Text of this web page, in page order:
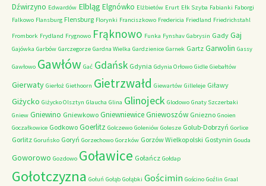
Dźwirzyno Edwardów Elbląg Elgnówko Elżbietów Erurt Ełk Szyba Fabianki Faborgi
Falkowo Flansburg Flensburg Florynki Franciszkowo Fredericia Friedland Friedrichstahl
Frombork Frydland Frygnowo Frąknowo Funka Fynshav Gabrysin Gady Gaj
Gajówka Garbów Garczegorze Gardna Wielka Gardzienice Garnek Gartz Garwolin Gassy
Gawłowo Gawłów Gać Gdańsk Gdynia Gdynia Orłowo Gidle Giebałtów
Gierwaty Gierłoż Giethoorn Gietrzwałd Giewartów Gilleleje Giławy
Giżycko Giżycko Olsztyn Glaucha Glina Glinojeck Glodowo Gnaty Szczerbaki
Gniew Gniewino Gniewkowo GniewniewiceGniewoszów Gniezno Gnoien
Goczałkowice Godkowo Goerlitz Golczewo Goleniów Golesze Golub-Dobrzyń Gorlice
Gorlitz Goruńsko Goryń Gorzechowo Gorzków Gorzów Wielkopolski Gostynin Gouda
Goworowo Gozdowo Goławice Gołańcz Gołdap
Gołotczyzna Gołuń Gołąb Gołąbki Gościmin Gościno Goźlin Graal